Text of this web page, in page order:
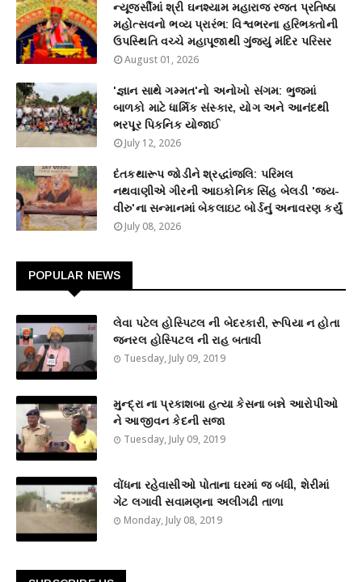
ન્યૂજર્સીમાં શ્રી ઘનશ્યામ મહારાજ રજત પ્રતિષ્ઠા
મહોત્સવનો ભવ્ય પ્રારંભ: વિશ્વભરના હરિભક્તોની
ઉપસ્થિતિ વચ્ચે મહાપૂજાથી ગુંજ્યું મંદિર પરિસર
August 01, 2026
'જ્ઞાન સાથે ગમ્મત'નો અનોખો સંગમ: ભુજમાં
બાળકો માટે ધાર્મિક સંસ્કાર, યોગ અને આનંદથી
ભરપૂર પિકનિક યોજાઈ
July 12, 2026
દંતકથારૂપ જોડીને શ્રદ્ધાંજલિ: પરિમલ
નથવાણીએ ગીરની આઇકોનિક સિંહ બેલડી 'જય-
વીરુ'ના સન્માનમાં બેકલાઇટ બોર્ડનું અનાવરણ કર્યું
July 08, 2026
POPULAR NEWS
લેવા પટેલ હોસ્પિટલ ની બેદરકારી, રૂપિયા ન હોતા
જનરલ હોસ્પિટલ ની રાહ બતાવી
Tuesday, July 09, 2019
મુન્દ્રા ના પ્રકાશબા હત્યા કેસના બન્ને આરોપીઓ
ને આજીવન કેદની સજા
Tuesday, July 09, 2019
વોંધના રહેવાસીઓ પોતાના ઘરમાં જ બંધી, શેરીમાં
ગેટ લગાવી સવામણના અલીગઢી તાળા
Monday, July 08, 2019